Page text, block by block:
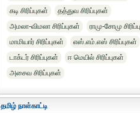
கடி சிரிப்புகள்
தத்துவ சிரிப்புகள்
அமலா-விமலா சிரிப்புகள்
ராமு-சோமு
மாமியார் சிரிப்புகள்
எஸ்.எம்.எஸ் சிரிப்புகள்
டாக்டர் சிரிப்புகள்
ஈ மெயில் சிரிப்புகள்
அசைவ சிரிப்புகள்
தமிழ் நாள்காட்டி